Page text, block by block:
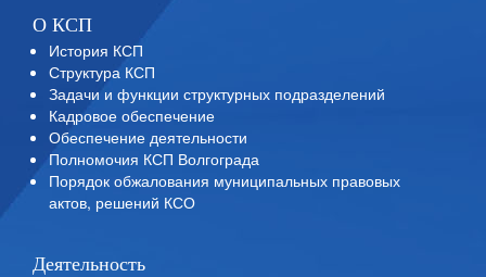
О КСП
История КСП
Структура КСП
Задачи и функции структурных подразделений
Кадровое обеспечение
Обеспечение деятельности
Полномочия КСП Волгограда
Порядок обжалования муниципальных правовых
актов, решений КСО
Деятельность